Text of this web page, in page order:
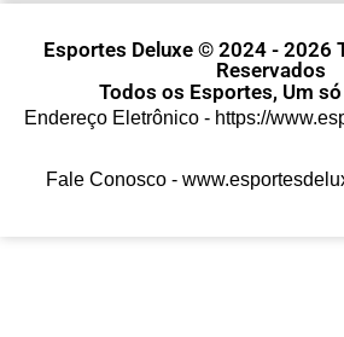
Esportes Deluxe © 2024 - 2026
Reservados
Todos os Esportes, Um
Endereço Eletrônico - https://
Fale Conosco -